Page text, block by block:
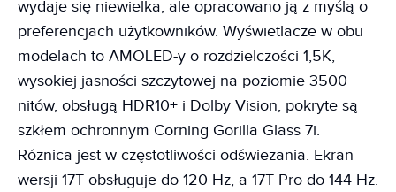
wydaje się niewielka, ale opracowano ją z myślą o
preferencjach użytkowników. Wyświetlacze w obu
modelach to AMOLED-y o rozdzielczości 1,5K,
wysokiej jasności szczytowej na poziomie 3500
nitów, obsługą HDR10+ i Dolby Vision, pokryte są
szkłem ochronnym Corning Gorilla Glass 7i.
Różnica jest w częstotliwości odświeżania. Ekran
wersji 17T obsługuje do 120 Hz, a 17T Pro do 144 Hz.